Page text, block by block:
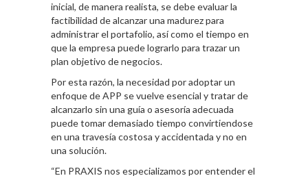
inicial, de manera realista, se debe evaluar la
factibilidad de alcanzar una madurez para
administrar el portafolio, así como el tiempo en
que la empresa puede lograrlo para trazar un
plan objetivo de negocios.
Por esta razón, la necesidad por adoptar un
enfoque de APP se vuelve esencial y tratar de
alcanzarlo sin una guía o asesoría adecuada
puede tomar demasiado tiempo convirtiendose
en una travesía costosa y accidentada y no en
una solución.
“En PRAXIS nos especializamos por entender el